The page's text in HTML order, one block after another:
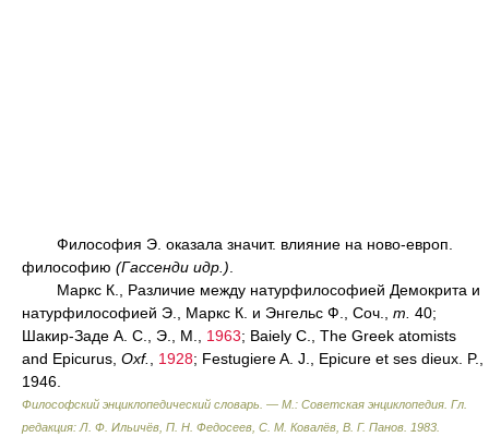
Философия Э. оказала значит. влияние на ново-европ.
философию (Гассенди идр. )
Маркс К., Различие между натурфилософией Демокрита и
натурфилософией Э., Маркс К. и Энгельс Ф., Соч., т. 40;
Шакир-Заде А. С., Э., М., 1963; Вaiеlу С., The Greek atomists
and Epicurus, Oxf. 1928; Festugiere A. J., Epicure et ses dieux. P.,
1946.
Философский энциклопедический словарь. — М.: Советская энциклопедия Гл.
редакция: Л. Ф. Ильичёв, П. Н. Федосеев, С. М. Ковалёв, В. Г. Панов 1983